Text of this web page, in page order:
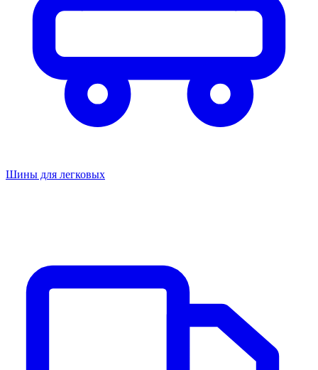
Шины для легковых